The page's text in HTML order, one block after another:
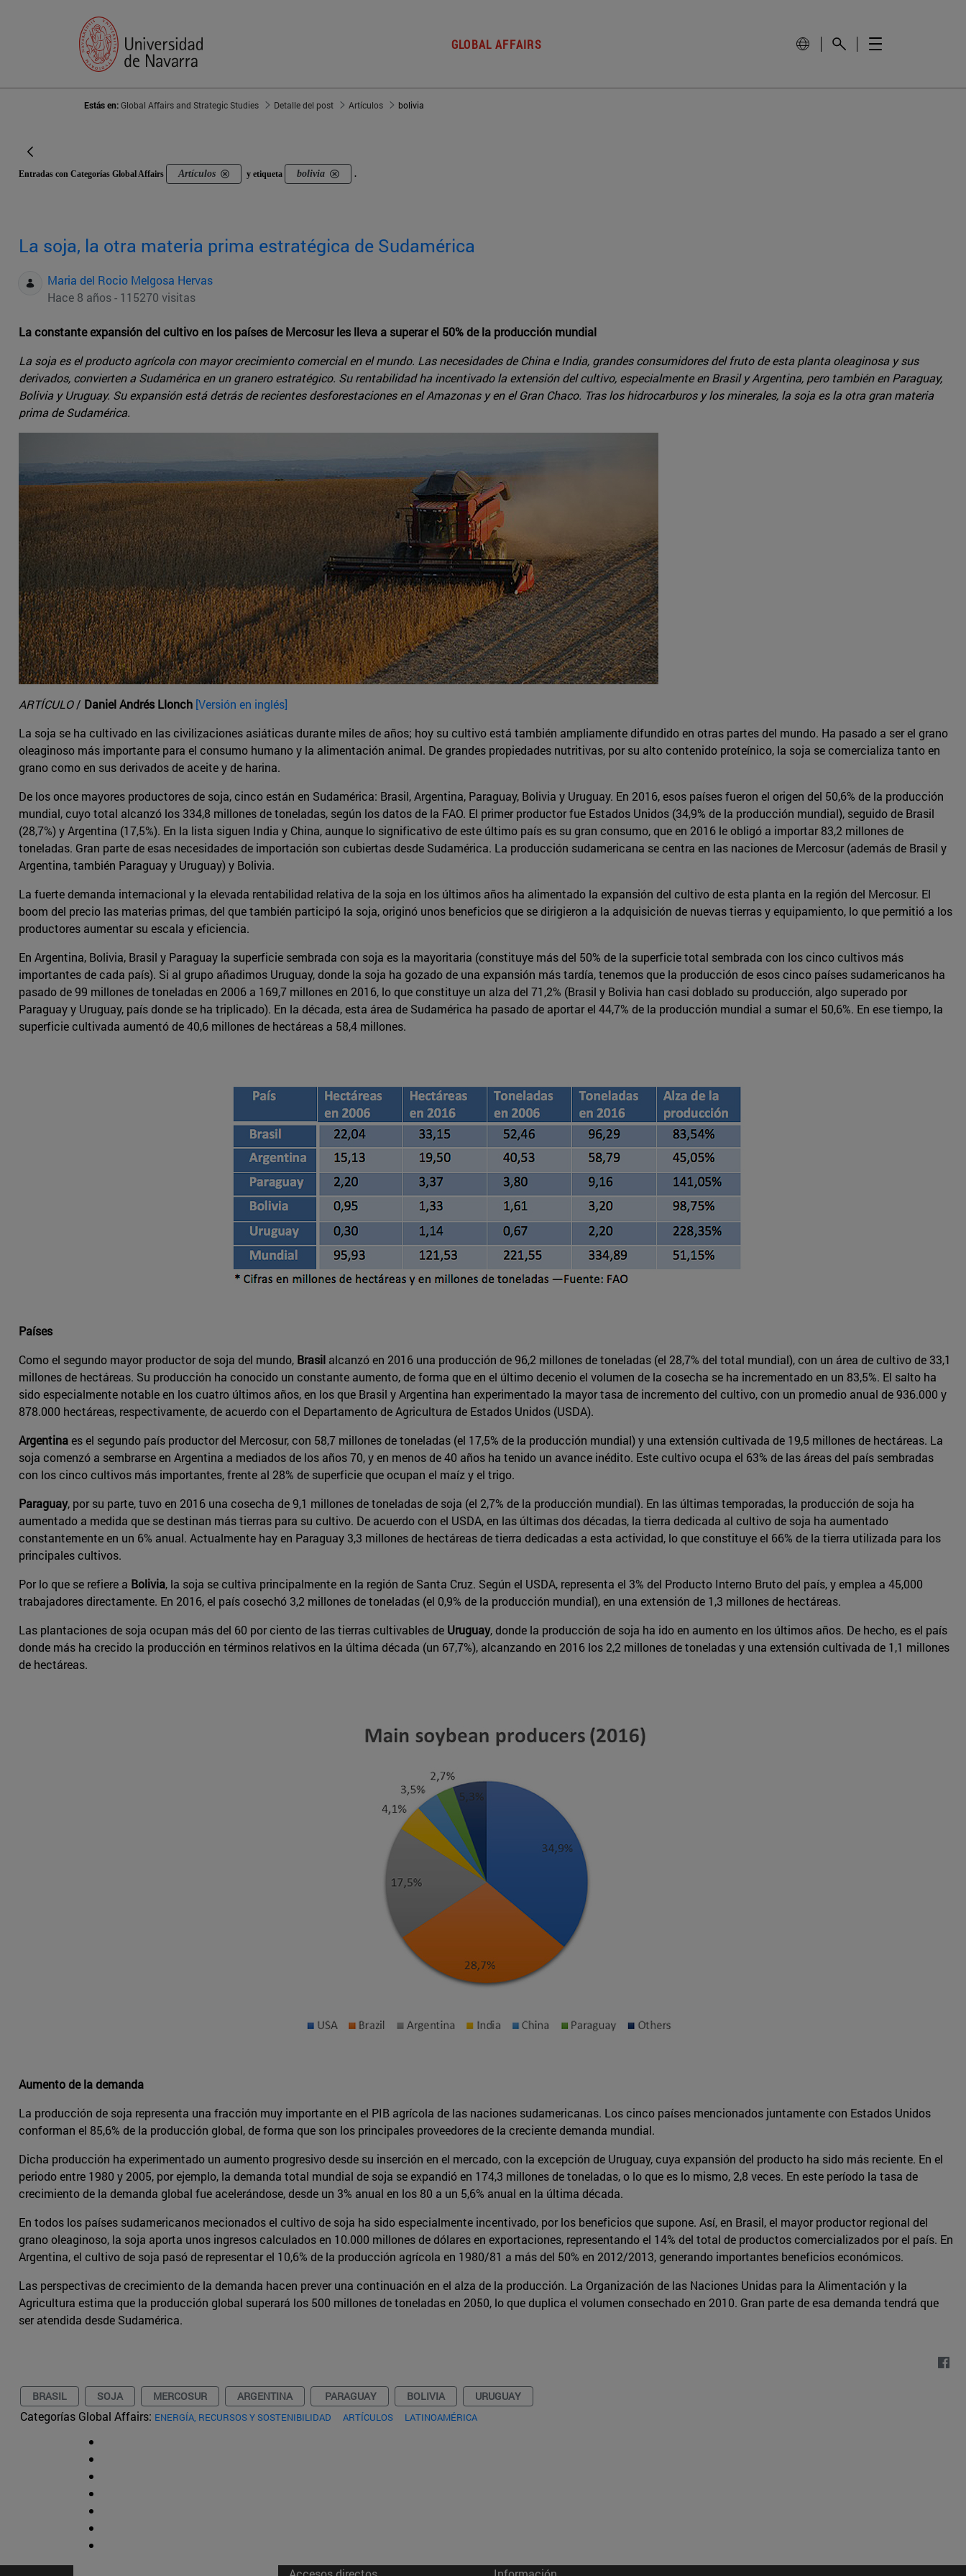
GLOBAL AFFAIRS
Estás en:Global Affairs and Strategic Studies Detalle del post Artículos bolivia
Entradas con Categorías Global Affairs Artículos y etiqueta bolivia .
La soja, la otra materia prima estratégica de Sudamérica
Maria del Rocio Melgosa Hervas
Hace 8 años - 115270 visitas
La constante expansión del cultivo en los países de Mercosur les lleva a superar el 50% de la producción mundial
La soja es el producto agrícola con mayor crecimiento comercial en el mundo. Las necesidades de China e India, grandes consumidores del fruto de esta planta oleaginosa y sus
derivados, convierten a Sudamérica en un granero estratégico. Su rentabilidad ha incentivado la extensión del cultivo, especialmente en Brasil y Argentina, pero también en Paraguay,
Bolivia y Uruguay. Su expansión está detrás de recientes desforestaciones en el Amazonas y en el Gran Chaco. Tras los hidrocarburos y los minerales, la soja es la otra gran materia
prima de Sudamérica.
ARTÍCULO/ Daniel Andrés Llonch [Versión en inglés]
La soja se ha cultivado en las civilizaciones asiáticas durante miles de años; hoy su cultivo está también ampliamente difundido en otras partes del mundo. Ha pasado a ser el grano
oleaginoso más importante para el consumo humano y la alimentación animal. De grandes propiedades nutritivas, por su alto contenido proteínico, la soja se comercializa tanto en
grano como en sus derivados de aceite y de harina.
De los once mayores productores de soja, cinco están en Sudamérica: Brasil, Argentina, Paraguay, Bolivia y Uruguay. En 2016, esos países fueron el origen del 50,6% de la producción
mundial, cuyo total alcanzó los 334,8 millones de toneladas, según los datos de la FAO. El primer productor fue Estados Unidos (34,9% de la producción mundial), seguido de Brasil
(28,7%) y Argentina (17,5%). En la lista siguen India y China, aunque lo significativo de este último país es su gran consumo, que en 2016 le obligó a importar 83,2 millones de
toneladas. Gran parte de esas necesidades de importación son cubiertas desde Sudamérica. La producción sudamericana se centra en las naciones de Mercosur (además de Brasil y
Argentina, también Paraguay y Uruguay) y Bolivia.
La fuerte demanda internacional y la elevada rentabilidad relativa de la soja en los últimos años ha alimentado la expansión del cultivo de esta planta en la región del Mercosur. El
boom del precio las materias primas, del que también participó la soja, originó unos beneficios que se dirigieron a la adquisición de nuevas tierras y equipamiento, lo que permitió a los
productores aumentar su escala y eficiencia.
En Argentina, Bolivia, Brasil y Paraguay la superficie sembrada con soja es la mayoritaria (constituye más del 50% de la superficie total sembrada con los cinco cultivos más
importantes de cada país). Si al grupo añadimos Uruguay, donde la soja ha gozado de una expansión más tardía, tenemos que la producción de esos cinco países sudamericanos ha
pasado de 99 millones de toneladas en 2006 a 169,7 millones en 2016, lo que constituye un alza del 71,2% (Brasil y Bolivia han casi doblado su producción, algo superado por
Paraguay y Uruguay, país donde se ha triplicado). En la década, esta área de Sudamérica ha pasado de aportar el 44,7% de la producción mundial a sumar el 50,6%. En ese tiempo, la
superficie cultivada aumentó de 40,6 millones de hectáreas a 58,4 millones.
Países
Como el segundo mayor productor de soja del mundo, Brasil alcanzó en 2016 una producción de 96,2 millones de toneladas (el 28,7% del total mundial), con un área de cultivo de 33,1
millones de hectáreas. Su producción ha conocido un constante aumento, de forma que en el último decenio el volumen de la cosecha se ha incrementado en un 83,5%. El salto ha
sido especialmente notable en los cuatro últimos años, en los que Brasil y Argentina han experimentado la mayor tasa de incremento del cultivo, con un promedio anual de 936.000 y
878.000 hectáreas, respectivamente, de acuerdo con el Departamento de Agricultura de Estados Unidos (USDA).
Argentinaes el segundo país productor del Mercosur, con 58,7 millones de toneladas (el 17,5% de la producción mundial) y una extensión cultivada de 19,5 millones de hectáreas. La
soja comenzó a sembrarse en Argentina a mediados de los años 70, y en menos de 40 años ha tenido un avance inédito. Este cultivo ocupa el 63% de las áreas del país sembradas
con los cinco cultivos más importantes, frente al 28% de superficie que ocupan el maíz y el trigo.
Paraguay, por su parte, tuvo en 2016 una cosecha de 9,1 millones de toneladas de soja (el 2,7% de la producción mundial). En las últimas temporadas, la producción de soja ha
aumentado a medida que se destinan más tierras para su cultivo. De acuerdo con el USDA, en las últimas dos décadas, la tierra dedicada al cultivo de soja ha aumentado
constantemente en un 6% anual. Actualmente hay en Paraguay 3,3 millones de hectáreas de tierra dedicadas a esta actividad, lo que constituye el 66% de la tierra utilizada para los
principales cultivos.
Por lo que se refiere a Bolivia, la soja se cultiva principalmente en la región de Santa Cruz. Según el USDA, representa el 3% del Producto Interno Bruto del país, y emplea a 45,000
trabajadores directamente. En 2016, el país cosechó 3,2 millones de toneladas (el 0,9% de la producción mundial), en una extensión de 1,3 millones de hectáreas.
Las plantaciones de soja ocupan más del 60 por ciento de las tierras cultivables de Uruguay, donde la producción de soja ha ido en aumento en los últimos años. De hecho, es el país
donde más ha crecido la producción en términos relativos en la última década (un 67,7%), alcanzando en 2016 los 2,2 millones de toneladas y una extensión cultivada de 1,1 millones
de hectáreas.
Aumento de la demanda
La producción de soja representa una fracción muy importante en el PIB agrícola de las naciones sudamericanas. Los cinco países mencionados juntamente con Estados Unidos
conforman el 85,6% de la producción global, de forma que son los principales proveedores de la creciente demanda mundial.
Dicha producción ha experimentado un aumento progresivo desde su inserción en el mercado, con la excepción de Uruguay, cuya expansión del producto ha sido más reciente. En el
periodo entre 1980 y 2005, por ejemplo, la demanda total mundial de soja se expandió en 174,3 millones de toneladas, o lo que es lo mismo, 2,8 veces. En este período la tasa de
crecimiento de la demanda global fue acelerándose, desde un 3% anual en los 80 a un 5,6% anual en la última década.
En todos los países sudamericanos mecionados el cultivo de soja ha sido especialmente incentivado, por los beneficios que supone. Así, en Brasil, el mayor productor regional del
grano oleaginoso, la soja aporta unos ingresos calculados en 10.000 millones de dólares en exportaciones, representando el 14% del total de productos comercializados por el país. En
Argentina, el cultivo de soja pasó de representar el 10,6% de la producción agrícola en 1980/81 a más del 50% en 2012/2013, generando importantes beneficios económicos.
Las perspectivas de crecimiento de la demanda hacen prever una continuación en el alza de la producción. La Organización de las Naciones Unidas para la Alimentación y la
Agricultura estima que la producción global superará los 500 millones de toneladas en 2050, lo que duplica el volumen consechado en 2010. Gran parte de esa demanda tendrá que
ser atendida desde Sudamérica.
BRASIL SOJA MERCOSUR ARGENTINA PARAGUAY BOLIVIA URUGUAY
Categorías Global Affairs: ENERGÍA, RECURSOS Y SOSTENIBILIDAD ARTÍCULOS LATINOAMÉRICA